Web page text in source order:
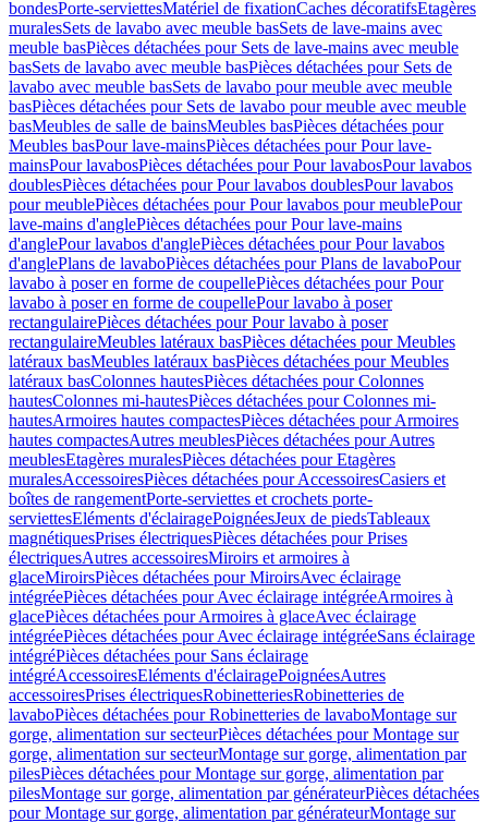
bondesPorte-serviettesMatériel de fixationCaches décoratifsEtagères
muralesSets de lavabo avec meuble basSets de lave-mains avec
meuble basPièces détachées pour Sets de lave-mains avec meuble
basSets de lavabo avec meuble basPièces détachées pour Sets de
lavabo avec meuble basSets de lavabo pour meuble avec meuble
basPièces détachées pour Sets de lavabo pour meuble avec meuble
basMeubles de salle de bainsMeubles basPièces détachées pour
Meubles basPour lave-mainsPièces détachées pour Pour lave-
mainsPour lavabosPièces détachées pour Pour lavabosPour lavabos
doublesPièces détachées pour Pour lavabos doublesPour lavabos
pour meublePièces détachées pour Pour lavabos pour meublePour
lave-mains d'anglePièces détachées pour Pour lave-mains
d'anglePour lavabos d'anglePièces détachées pour Pour lavabos
d'anglePlans de lavaboPièces détachées pour Plans de lavaboPour
lavabo à poser en forme de coupellePièces détachées pour Pour
lavabo à poser en forme de coupellePour lavabo à poser
rectangulairePièces détachées pour Pour lavabo à poser
rectangulaireMeubles latéraux basPièces détachées pour Meubles
latéraux basMeubles latéraux basPièces détachées pour Meubles
latéraux basColonnes hautesPièces détachées pour Colonnes
hautesColonnes mi-hautesPièces détachées pour Colonnes mi-
hautesArmoires hautes compactesPièces détachées pour Armoires
hautes compactesAutres meublesPièces détachées pour Autres
meublesEtagères muralesPièces détachées pour Etagères
muralesAccessoiresPièces détachées pour AccessoiresCasiers et
boîtes de rangementPorte-serviettes et crochets porte-
serviettesEléments d'éclairagePoignéesJeux de piedsTableaux
magnétiquesPrises électriquesPièces détachées pour Prises
électriquesAutres accessoiresMiroirs et armoires à
glaceMiroirsPièces détachées pour MiroirsAvec éclairage
intégréePièces détachées pour Avec éclairage intégréeArmoires à
glacePièces détachées pour Armoires à glaceAvec éclairage
intégréePièces détachées pour Avec éclairage intégréeSans éclairage
intégréPièces détachées pour Sans éclairage
intégréAccessoiresEléments d'éclairagePoignéesAutres
accessoiresPrises électriquesRobinetteriesRobinetteries de
lavaboPièces détachées pour Robinetteries de lavaboMontage sur
gorge, alimentation sur secteurPièces détachées pour Montage sur
gorge, alimentation sur secteurMontage sur gorge, alimentation par
pilesPièces détachées pour Montage sur gorge, alimentation par
pilesMontage sur gorge, alimentation par générateurPièces détachées
pour Montage sur gorge, alimentation par générateurMontage sur